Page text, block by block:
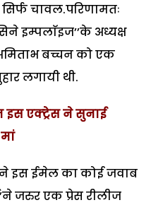
चावल.परिणामतः
इम्पलाॅइज’’के अध्यक्ष
बच्चन को एक
लगायी थी.
इस एक्ट्रेस ने सुनाई
इस ईमेल का कोई जवाब
जरुर एक प्रेस रीलीज